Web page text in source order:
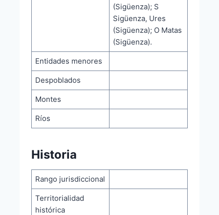
(Sigüenza); S
Sigüenza, Ures
(Sigüenza); O Matas
(Sigüenza).
Entidades menores
Despoblados
Montes
Ríos
Historia
Rango jurisdiccional
Territorialidad
histórica